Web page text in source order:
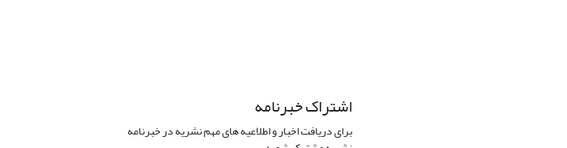
اشتراک خبرنامه
برای دریافت اخبار و اطلاعیه های مهم نشریه در خبرنامه